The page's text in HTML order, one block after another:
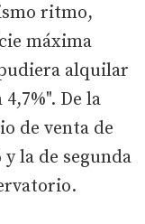
ritmo,
máxima
alquilar
De la
de venta de
la de segunda